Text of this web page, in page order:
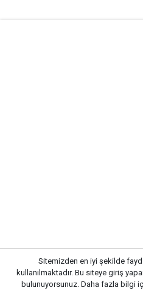
Etiketler :
Anahtar Parti haberleri
Sitemizden en iyi şekilde
kullanılmaktadır. Bu siteye giriş
bulunuyorsunuz. Daha fazla bilgi